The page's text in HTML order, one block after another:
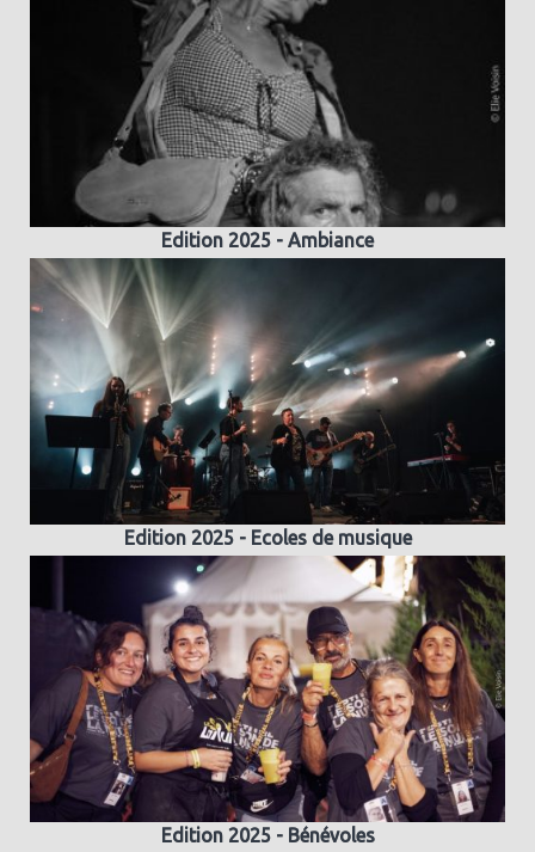
Edition 2025 - Ambiance
Edition 2025 - Ecoles de musique
Edition 2025 - Bénévoles